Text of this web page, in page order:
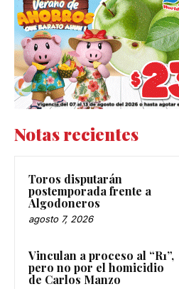
Notas recientes
Toros disputarán
postemporada frente a
Algodoneros
agosto 7, 2026
Vinculan a proceso al “R1”,
pero no por el homicidio
de Carlos Manzo